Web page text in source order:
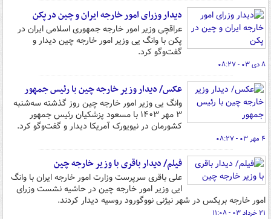
دیدار وزرای امور خارجه ایران و چین در پکن
عراقچی وزیر امور خارجه جمهوری اسلامی ایران در
پکن با وانگ یی وزیر امور خارجه چین دیدار و
گفت‌وگو کرد.
۸ دی ۰۳ - ۰۸:۲۷
عکس/ دیدار وزیر خارجه چین با رئیس جمهور
‎‎وانگ یی وزیر امور خارجه چین روز گذشته سه‌شنبه
۳ مهر ۱۴۰۳ با مسعود پزشکیان رئیس جمهور
کشورمان در نیویورک آمریکا دیدار و گفت‌وگو کرد.
۴ مهر ۰۳ - ۰۸:۲۷
فیلم/ دیدار باقری با وزیر خارجه چین
علی باقری سرپرست وزارت امور خارجه ایران با وانگ‌
ایی وزیر امور خارجه چین در حاشیه نشست وزرای
امور خارجه بریکس در شهر نیژنی نووگورود روسیه دیدار کردند.
۲۱ خرداد ۰۳ - ۱۱:۰۸